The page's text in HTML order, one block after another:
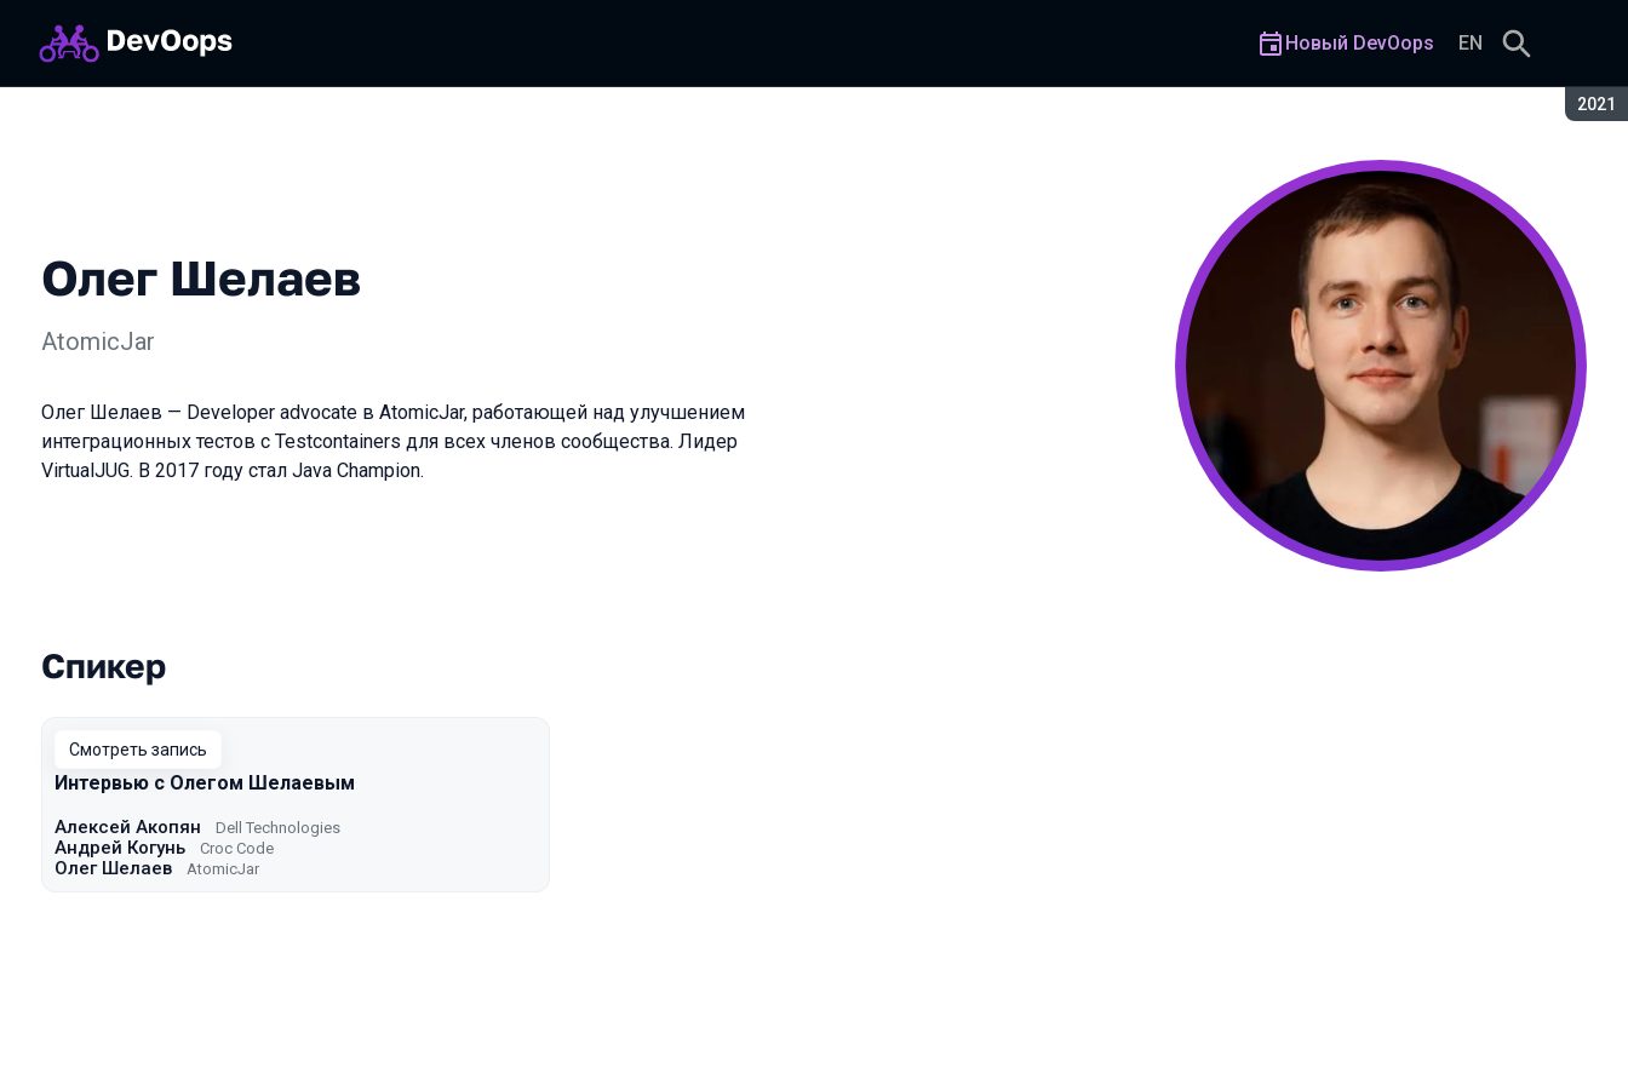
2021
Новый DevOops EN
Олег Шелаев
AtomicJar
Олег Шелаев — Developer advocate в AtomicJar, работающей над улучшением
интеграционных тестов с Testcontainers для всех членов сообщества. Лидер
VirtualJUG. В 2017 году стал Java Champion.
Выступления в сезоне 2021
Спикер
Смотреть запись
Интервью с Олегом Шелаевым
Алексей Акопян Dell Technologies
Андрей Когунь Croc Code
Олег Шелаев AtomicJar